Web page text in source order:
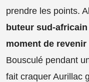
prendre les points.
buteur sud-
moment de
Bousculé pendant
fait craquer Aurillac